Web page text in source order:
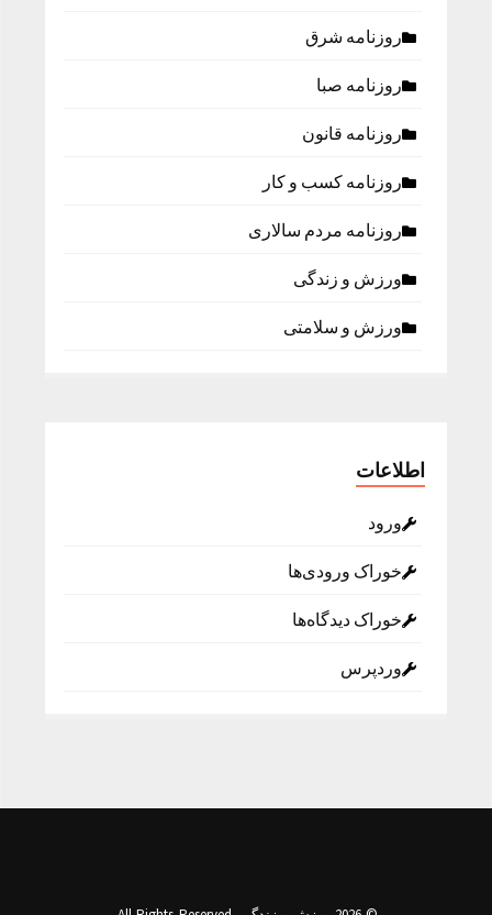
روزنامه شرق
روزنامه صبا
روزنامه قانون
روزنامه كسب و كار
روزنامه مردم سالاری
ورزش و زندگی
ورزش و سلامتی
اطلاعات
ورود
خوراک ورودی‌ها
خوراک دیدگاه‌ها
وردپرس